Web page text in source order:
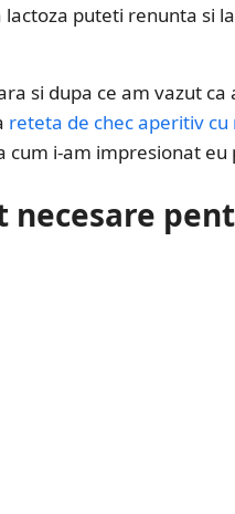
puteti renunta si
si dupa ce am vazut
reteta de chec aperitiv cu
i-am impresionat eu
necesare